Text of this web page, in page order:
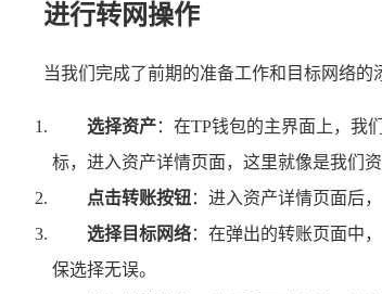
进行转网操作
当我们完成了前期的准备工作和目标网络的
选择资产：在TP钱包的主界面上，我
标，进入资产详情页面，这里就像是我们
点击转账按钮：进入资产详情页面后
选择目标网络：在弹出的转账页面中
保选择无误。